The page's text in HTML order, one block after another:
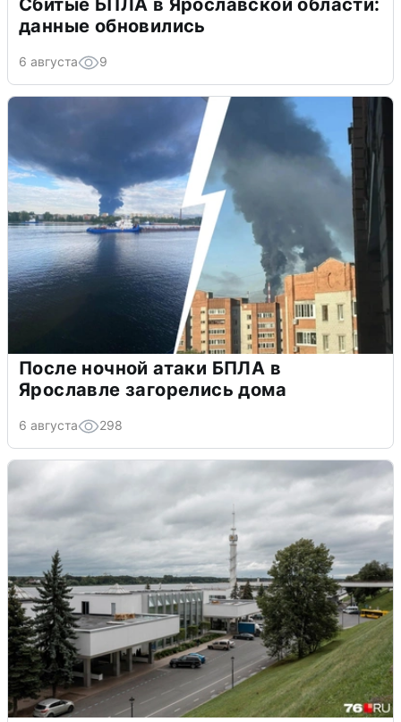
Сбитые БПЛА в Ярославской области:
данные обновились
6 августа 9
После ночной атаки БПЛА в
Ярославле загорелись дома
6 августа 298